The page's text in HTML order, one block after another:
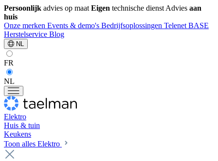
Persoonlijk advies op maat Eigen technische dienst Advies aan
huis
Onze merken Events & demo's Bedrijfsoplossingen Telenet BASE
Herstelservice Blog
NL
FR
NL
Elektro
Huis & tuin
Keukens
Toon alles Elektro